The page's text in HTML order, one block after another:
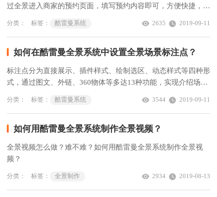
过全景进入商家的预约页面，填写预约内容即可，方便快捷，那
分类： 标签： 酷雷曼系统 2019-09-11
2635
如何在酷雷曼全景系统中设置全景场景标注点？
标注点分为直接展示、插件样式、绘制选区、动态样式等四种形
式，通过图文、外链、360物体等多达13种功能，实现介绍场景
呢？
分类： 标签： 酷雷曼系统 2019-09-11
3544
如何用酷雷曼全景系统制作全景视频？
全景视频怎么做？难不难？如何用酷雷曼全景系统制作全景视
频？
分类： 标签： 全景制作 2019-08-13
2934